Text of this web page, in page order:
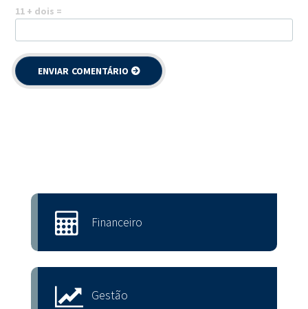
11 + dois =
Financeiro
Gestão